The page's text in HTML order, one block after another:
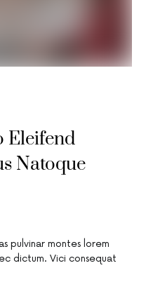
Eleifend
Natoque
pulvinar montes lorem
dictum. Vici consequat